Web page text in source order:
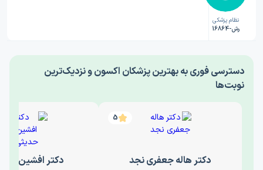
نظام پزشکی
رش-16864
‎دسترسی فوری به بهترین پزشکان اکسون و نزدیک‌ترین
نوبت‌ها
5
دکتر هاله جعفری نجد دکتر افشین